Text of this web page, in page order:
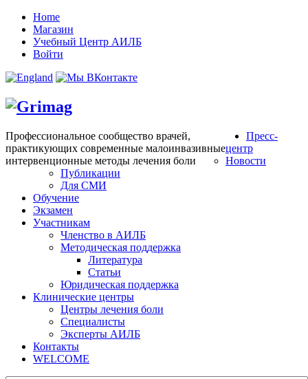
Home
Магазин
Учебный Центр АИЛБ
Войти
Профессиональное сообщество врачей,
практикующих современные малоинвазивные
интервенционные методы лечения боли
Пресс-
центр
Новости
Публикации
Для СМИ
Обучение
Экзамен
Участникам
Членство в АИЛБ
Методическая поддержка
Литература
Статьи
Юридическая поддержка
Клинические центры
Центры лечения боли
Специалисты
Эксперты АИЛБ
Контакты
WELCOME